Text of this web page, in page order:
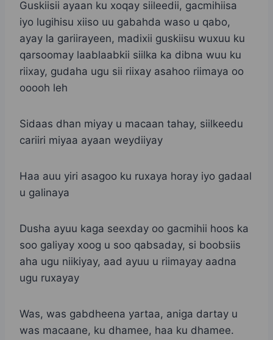
Guskiisii ayaan ku xoqay siileedii, gacmihiisa
iyo lugihisu xiiso uu gabahda waso u qabo,
ayay la gariirayeen, madixii guskiisu wuxuu ku
qarsoomay laablaabkii siilka ka dibna wuu ku
riixay, gudaha ugu sii riixay asahoo riimaya oo
ooooh leh
Sidaas dhan miyay u macaan tahay, siilkeedu
cariiri miyaa ayaan weydiiyay
Haa auu yiri asagoo ku ruxaya horay iyo gadaal
u galinaya
Dusha ayuu kaga seexday oo gacmihii hoos ka
soo galiyay xoog u soo qabsaday, si boobsiis
aha ugu niikiyay, aad ayuu u riimayay aadna
ugu ruxayay
Was, was gabdheena yartaa, aniga dartay u
was macaane, ku dhamee, haa ku dhamee.